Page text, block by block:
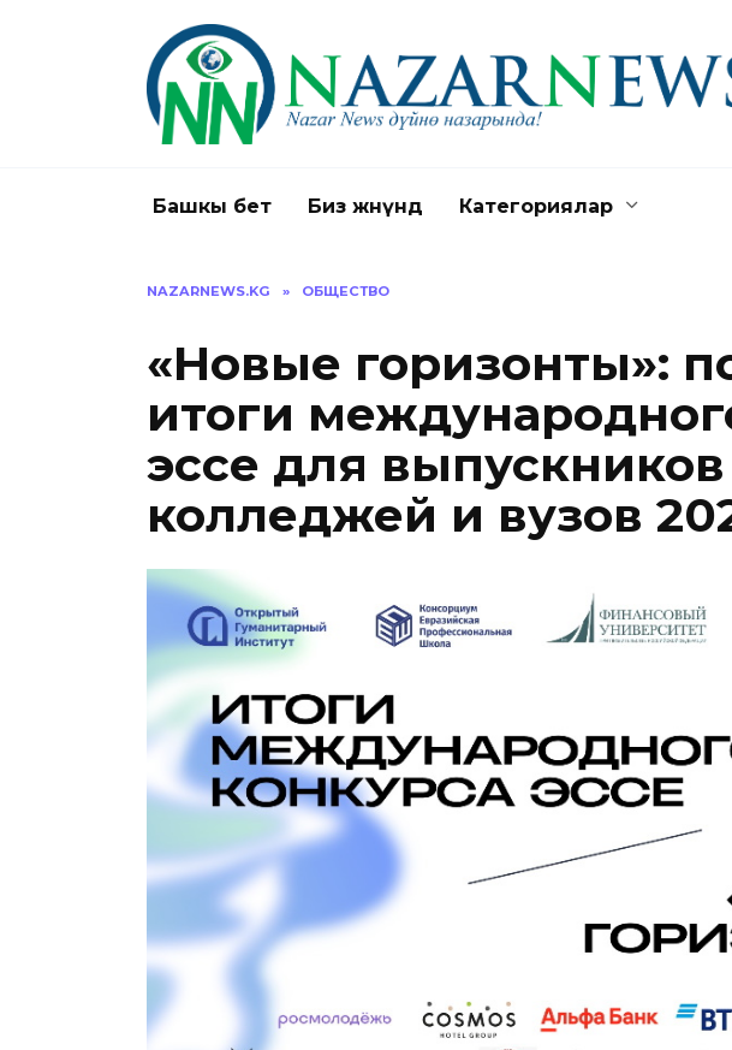
Башкы бет Биз жөнүндө Категориялар
NAZARNEWS.KG » ОБЩЕСТВО
«Новые горизонты»:
итоги
эссе для
колледжей и вузов